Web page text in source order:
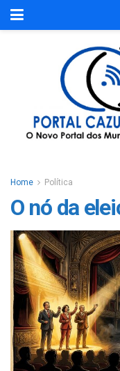
Home Política
O nó da